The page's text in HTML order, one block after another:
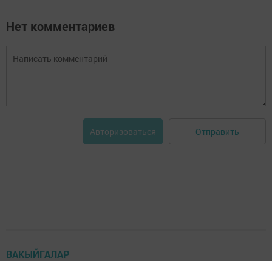
Нет комментариев
Авторизоваться Отправить
ВАКЫЙГАЛАР